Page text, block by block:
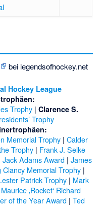
bei legendsofhockey.net
Hockey League
Trophy| Clarence S.
Trophy
Memorial Trophy| Calder
Trophy| Frank J. Selke
Jack Adams Award| James
Clancy Memorial Trophy |
Patrick Trophy| Mark
Maurice ‚Rocket‘ Richard
of the Year Award| Ted